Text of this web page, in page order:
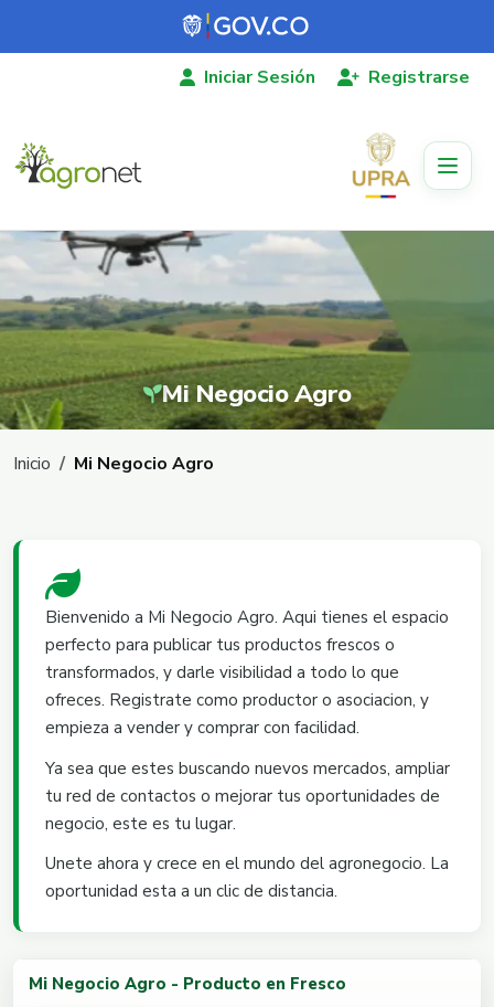
Pasar al contenido principal
Iniciar Sesión Registrarse
Mi Negocio Agro
Ruta de navegación
Inicio Mi Negocio Agro
Bienvenido a Mi Negocio Agro. Aqui tienes el espacio
perfecto para publicar tus productos frescos o
transformados, y darle visibilidad a todo lo que
ofreces. Registrate como productor o asociacion, y
empieza a vender y comprar con facilidad.
Ya sea que estes buscando nuevos mercados, ampliar
tu red de contactos o mejorar tus oportunidades de
negocio, este es tu lugar.
Unete ahora y crece en el mundo del agronegocio. La
oportunidad esta a un clic de distancia.
Mi Negocio Agro - Producto en Fresco